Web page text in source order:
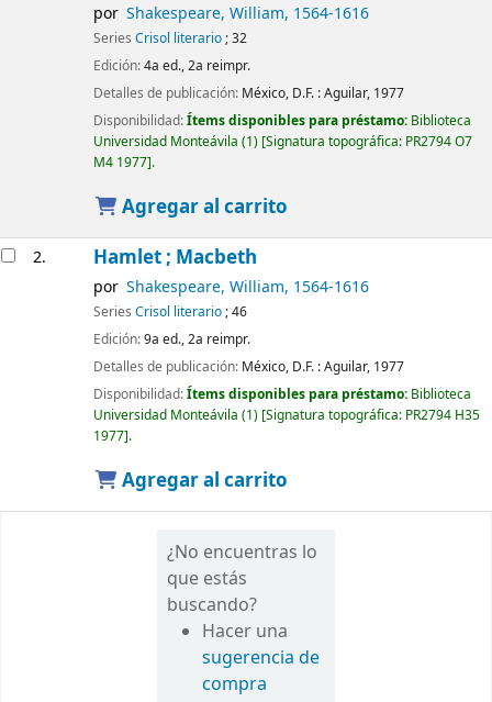
por Shakespeare, William, 1564-1616
Series Crisol literario; 32
Edición:4a ed., 2a reimpr.
Detalles de publicación: México, D.F. :Aguilar, 1977
Disponibilidad:Ítems disponibles para préstamo: Biblioteca
Universidad Monteávila (1) Signatura topográfica: PR2794 O7
M4 1977 .
Agregar al carrito
2. Hamlet ; Macbeth
por Shakespeare, William, 1564-1616
Series Crisol literario; 46
Edición:9a ed., 2a reimpr.
Detalles de publicación: México, D.F. :Aguilar, 1977
Disponibilidad:Ítems disponibles para préstamo: Biblioteca
Universidad Monteávila (1) Signatura topográfica: PR2794 H35
1977 .
Agregar al carrito
¿No encuentras lo
que estás
buscando?
Hacer una
sugerencia de
compra